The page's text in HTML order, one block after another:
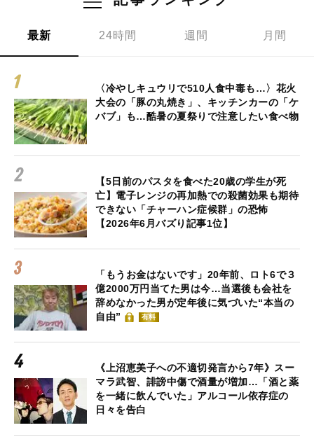
最新 24時間 週間 月間
〈冷やしキュウリで510人食中毒も…〉花火
大会の「豚の丸焼き」、キッチンカーの「ケ
バブ」も…酷暑の夏祭りで注意したい食べ物
【5日前のパスタを食べた20歳の学生が死
亡】電子レンジの再加熱での殺菌効果も期待
できない「チャーハン症候群」の恐怖
【2026年6月バズり記事1位】
「もうお金はないです」20年前、ロト6で３
億2000万円当てた男は今…当選後も会社を
辞めなかった男が定年後に気づいた“本当の
自由”
有料
《上沼恵美子への不適切発言から7年》スー
マラ武智、誹謗中傷で酒量が増加…「酒と薬
を一緒に飲んでいた」アルコール依存症の
日々を告白